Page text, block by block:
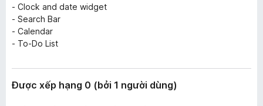
- Clock and date widget
- Search Bar
- Calendar
- To-Do List
Được xếp hạng 0 (bởi 1 người dùng)